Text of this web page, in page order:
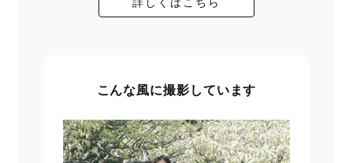
こんな風に撮影しています